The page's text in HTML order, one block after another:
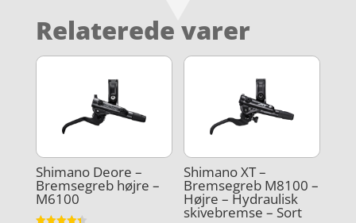
Relaterede varer
Shimano Deore –
Bremsegreb højre –
M6100
Shimano XT –
Bremsegreb M8100 –
Højre – Hydraulisk
skivebremse – Sort